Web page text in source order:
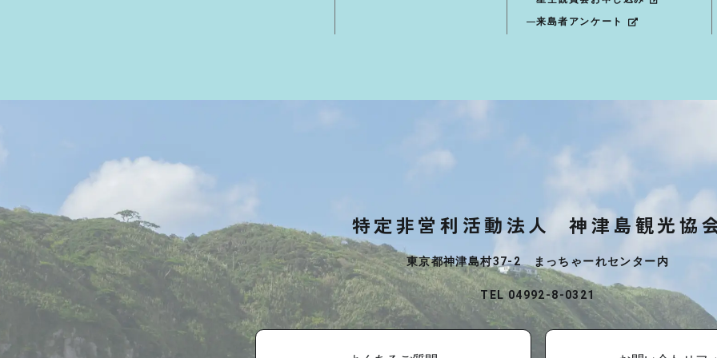
来島者アンケート
特定非営利活動法人 神津島観光協
東京都神津島村37-2 まっちゃーれセンター内
TEL 04992-8-0321